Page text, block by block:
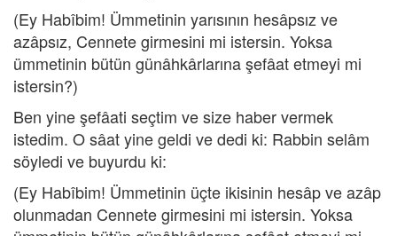
(Ey Habîbim! Ümmetinin yarısının hesâpsız ve
azâpsız, Cennete girmesini mi istersin. Yoksa
ümmetinin bütün günâhkârlarına şefâat etmeyi mi
istersin?)
Ben yine şefâati seçtim ve size haber vermek
istedim. O sâat yine geldi ve dedi ki: Rabbin selâm
söyledi ve buyurdu ki:
(Ey Habîbim! Ümmetinin üçte ikisinin hesâp ve azâp
olunmadan Cennete girmesini mi istersin. Yoksa